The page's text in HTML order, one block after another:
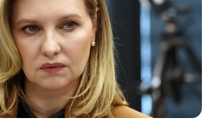
Rocha.
de árvore provoca morte de Agente
que os agentes de saúde são os
na linha de frente do Sistema Único de